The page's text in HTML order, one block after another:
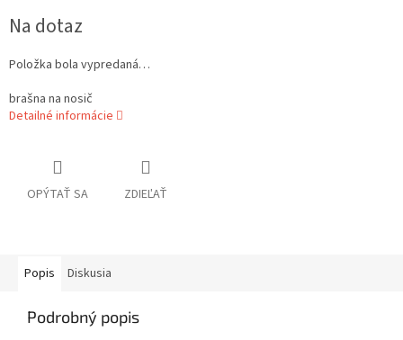
cena:
Na dotaz
Položka bola vypredaná…
brašna na nosič
Detailné informácie
OPÝTAŤ SA ZDIEĽAŤ
Popis Diskusia
Podrobný popis